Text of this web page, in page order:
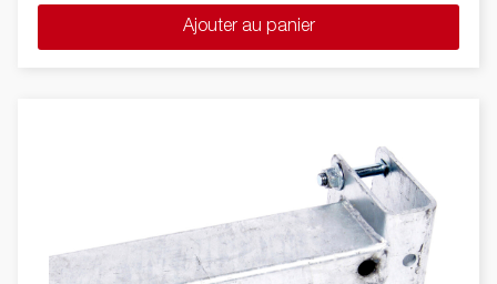
Ajouter au panier